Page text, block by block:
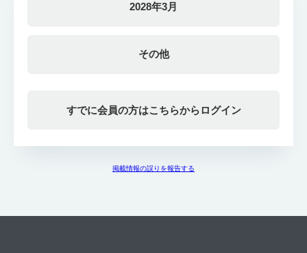
2028年3月
その他
すでに会員の方はこちらからログイン
掲載情報の誤りを報告する